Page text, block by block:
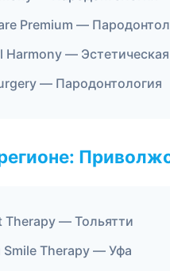
Premium —
—
— Пародонтология
Therapy — Тольятти
Therapy — Уфа